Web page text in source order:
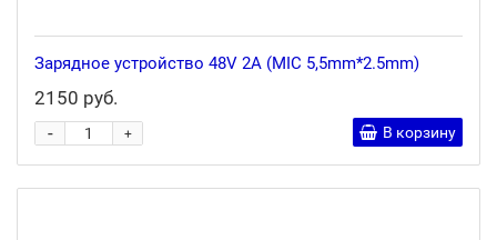
Зарядное устройство 48V 2A (MIC 5,5mm*2.5mm)
2150 руб.
+
- В корзину